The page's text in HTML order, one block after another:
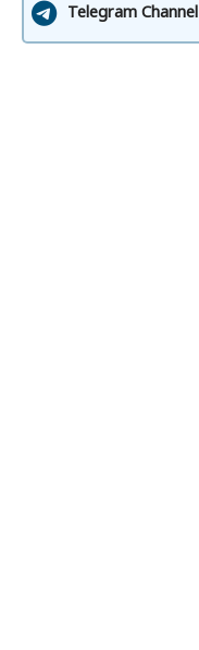
Telegram Channel